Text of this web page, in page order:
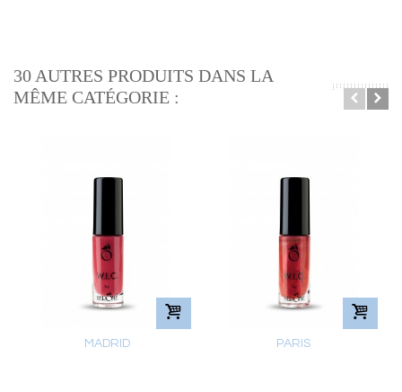
30 AUTRES PRODUITS DANS LA
MÊME CATÉGORIE :
MADRID PARIS